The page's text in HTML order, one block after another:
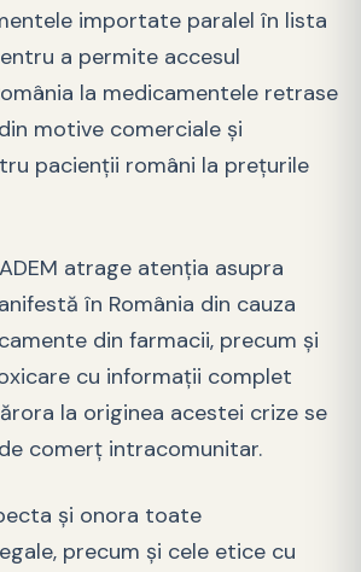
importate paralel în lista
a permite accesul
la medicamentele retrase
motive comerciale și
pacienții români la prețurile
atrage atenția asupra
în România din cauza
din farmacii, precum și
cu informații complet
la originea acestei crize se
comerț intracomunitar.
și onora toate
precum și cele etice cu